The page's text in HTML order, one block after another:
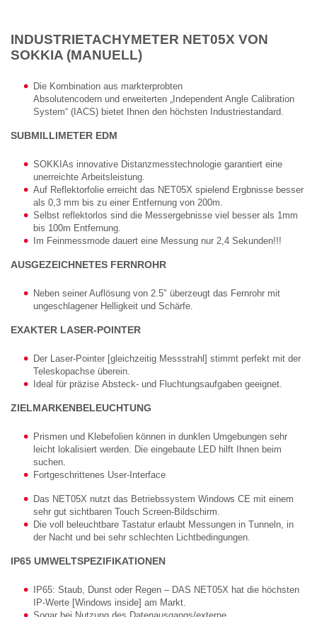
INDUSTRIETACHYMETER NET05X VON
SOKKIA (MANUELL)
Die Kombination aus markterprobten
Absolutencodern und erweiterten „Independent Angle Calibration
System“ (IACS) bietet Ihnen den höchsten Industriestandard.
SUBMILLIMETER EDM
SOKKIAs innovative Distanzmesstechnologie garantiert eine
unerreichte Arbeitsleistung.
Auf Reflektorfolie erreicht das NET05X spielend Ergbnisse besser
als 0,3 mm bis zu einer Entfernung von 200m.
Selbst reflektorlos sind die Messergebnisse viel besser als 1mm
bis 100m Entfernung.
Im Feinmessmode dauert eine Messung nur 2,4 Sekunden!!!
AUSGEZEICHNETES FERNROHR
Neben seiner Auflösung von 2.5″ überzeugt das Fernrohr mit
ungeschlagener Helligkeit und Schärfe.
EXAKTER LASER-POINTER
Der Laser-Pointer [gleichzeitig Messstrahl] stimmt perfekt mit der
Teleskopachse überein.
Ideal für präzise Absteck- und Fluchtungsaufgaben geeignet.
ZIELMARKENBELEUCHTUNG
Prismen und Klebefolien können in dunklen Umgebungen sehr
leicht lokalisiert werden. Die eingebaute LED hilft Ihnen beim
suchen.
Fortgeschrittenes User-Interface
Das NET05X nutzt das Betriebssystem Windows CE mit einem
sehr gut sichtbaren Touch Screen-Bildschirm.
Die voll beleuchtbare Tastatur erlaubt Messungen in Tunneln, in
der Nacht und bei sehr schlechten Lichtbedingungen.
IP65 UMWELTSPEZIFIKATIONEN
IP65: Staub, Dunst oder Regen – DAS NET05X hat die höchsten
IP-Werte [Windows inside] am Markt.